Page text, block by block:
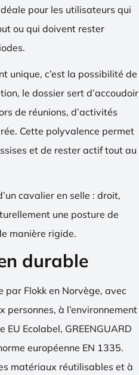
pour les utilisateurs qui
ou qui doivent rester
unique, c’est la possibilité de
le dossier sert d’accoudoir
de réunions, d’activités
Cette polyvalence permet
et de rester actif tout au
cavalier en selle : droit,
une posture de
manière rigide.
durable
Flokk en Norvège, avec
à l’environnement
Ecolabel, GREENGUARD
européenne EN 1335.
matériaux réutilisables et à